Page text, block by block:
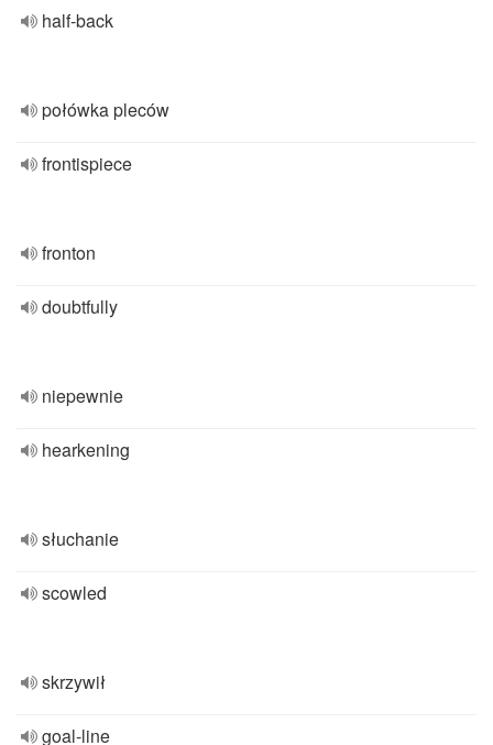
half-back
połówka pleców
frontispiece
fronton
doubtfully
niepewnie
hearkening
słuchanie
scowled
skrzywił
goal-line